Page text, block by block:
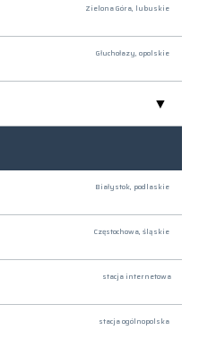
Zielona Góra, lubuskie
Głuchołazy, opolskie
Białystok, podlaskie
Częstochowa, śląskie
stacja internetowa
stacja ogólnopolska